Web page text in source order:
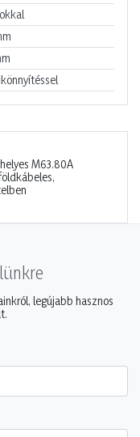
M63.80A
legújabb hasznos